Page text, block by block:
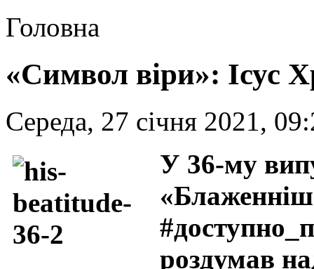
Головна
«Символ віри»: Ісус
Середа, 27 січня 2021,
У 36-му
роздумав